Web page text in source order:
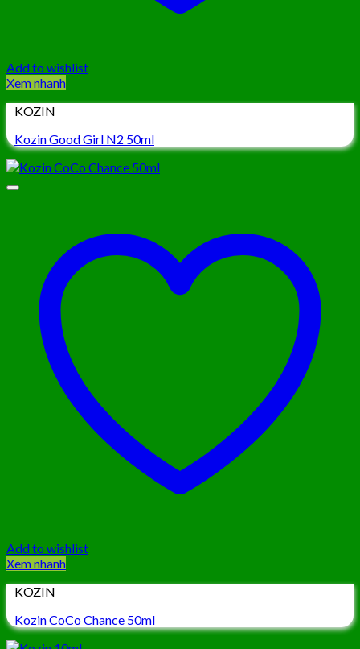
Add to wishlist
Xem nhanh
KOZIN
Kozin Good Girl N2 50ml
Add to wishlist
Xem nhanh
KOZIN
Kozin CoCo Chance 50ml